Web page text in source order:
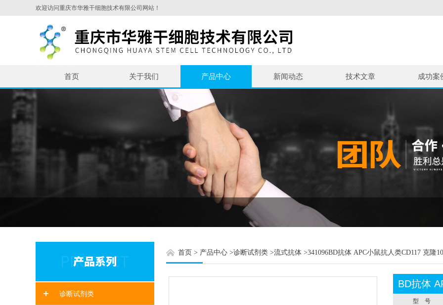
欢迎访问重庆市华雅干细胞技术有限公司网站！
首页 关于我们 产品中心 新闻动态 技术文章 成功案
诊断试剂类
首页 > 产品中心 >诊断试剂类 >流式抗体 >341096BD抗体 APC小鼠抗人类CD117 克隆
BD抗体
型 号